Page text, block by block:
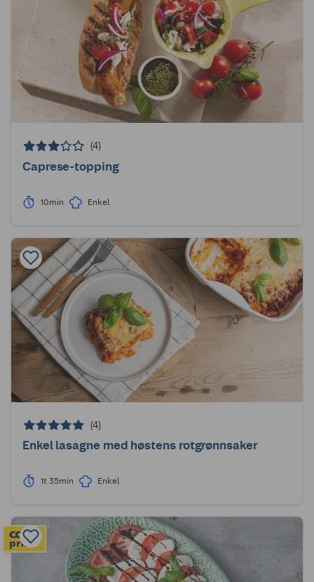
(4)
Caprese-topping
10min Enkel
(4)
Enkel lasagne med høstens rotgrønnsaker
1t 35min Enkel